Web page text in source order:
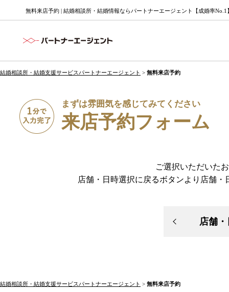
無料来店予約 | 結婚相談所・結婚情報ならパートナーエージェント【成婚率No.1
結婚相談所・結婚支援サービスパートナーエージェント > 無料来店予約
まずは雰囲気を感じてみてください
来店予約フォーム
ご選択いただいた
店舗・日時選択に戻るボタンより店舗
店舗
結婚相談所・結婚支援サービスパートナーエージェント > 無料来店予約